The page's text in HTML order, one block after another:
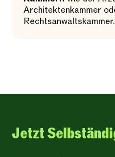
Architektenkammer
Rechtsanwaltskammer.
Jetzt